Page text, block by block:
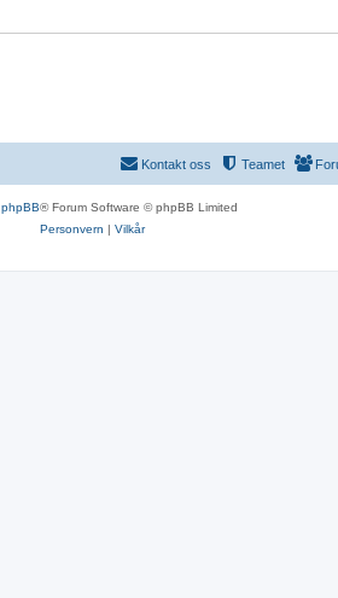
Teamet
Kontakt oss
phpBB® Forum Software © phpBB Limited
Personvern | Vilkår